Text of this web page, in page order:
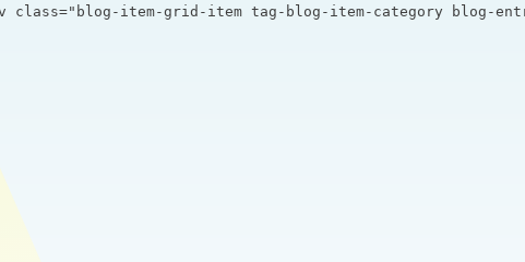
item-grid-item tag-blog-item-category blog-